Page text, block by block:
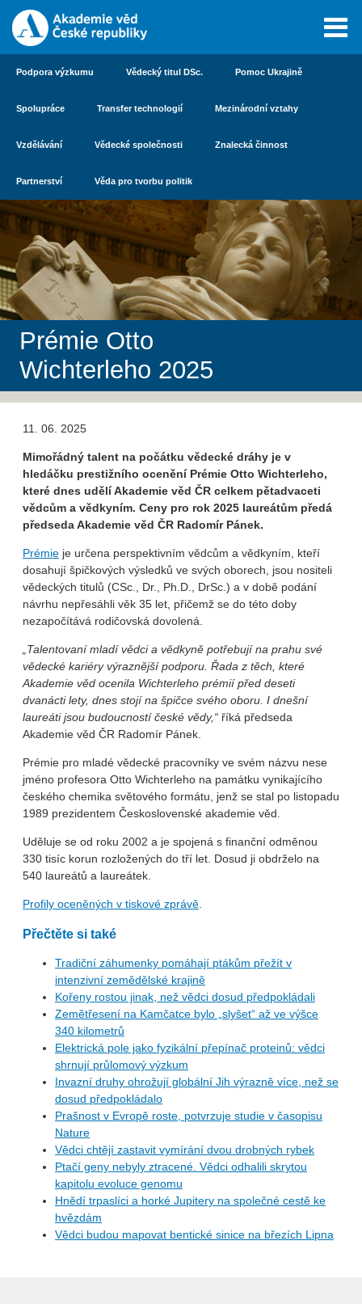
Podpora výzkumu Vědecký titul DSc. Pomoc Ukrajině
Spolupráce Transfer technologií Mezinárodní vztahy
Vzdělávání Vědecké společnosti Znalecká činnost
Partnerství Věda pro tvorbu politik
Prémie Otto
Wichterleho 2025
11. 06. 2025
Mimořádný talent na počátku vědecké dráhy je v
hledáčku prestižního ocenění Prémie Otto Wichterleho,
které dnes udělí Akademie věd ČR celkem pětadvaceti
vědcům a vědkyním. Ceny pro rok 2025 laureátům předá
předseda Akademie věd ČR RadomírPánek.
Prémie je určena perspektivním vědcům a vědkyním, kteří
dosahují špičkových výsledků ve svých oborech, jsou nositeli
vědeckých titulů (CSc., Dr., Ph.D., DrSc.) a v době podání
návrhu nepřesáhli věk 35 let, přičemž se do této doby
nezapočítává rodičovská dovolená.
„Talentovaní mladí vědci a vědkyně potřebují na prahu své
vědecké kariéry výraznější podporu. Řada z těch, které
Akademie věd ocenila Wichterleho prémií před deseti
dvanácti lety, dnes stojí na špičce svého oboru. I dnešní
laureáti jsou budoucností české vědy,“ říká předseda
Akademie věd ČR Radomír Pánek.
Prémie pro mladé vědecké pracovníky ve svém názvu nese
jméno profesora Otto Wichterleho na památku vynikajícího
českého chemika světového formátu, jenž se stal po listopadu
1989 prezidentem Československé akademie věd.
Uděluje se od roku 2002 a je spojená s finanční odměnou
330 tisíc korun rozložených do tří let. Dosud ji obdrželo na
540 laureátů a laureátek.
Profily oceněných v tiskové zprávě.
Přečtěte si také
Tradiční záhumenky pomáhají ptákům přežít v
intenzivní zemědělské krajině
Kořeny rostou jinak, než vědci dosud předpokládali
Zemětřesení na Kamčatce bylo „slyšet“ až ve výšce
340 kilometrů
Elektrická pole jako fyzikální přepínač proteinů: vědci
shrnují průlomový výzkum
Invazní druhy ohrožují globální Jih výrazně více, než se
dosud předpokládalo
Prašnost v Evropě roste, potvrzuje studie v časopisu
Nature
Vědci chtějí zastavit vymírání dvou drobných rybek
Ptačí geny nebyly ztracené. Vědci odhalili skrytou
kapitolu evoluce genomu
Hnědí trpaslíci a horké Jupitery na společné cestě ke
hvězdám
Vědci budou mapovat bentické sinice na březích Lipna